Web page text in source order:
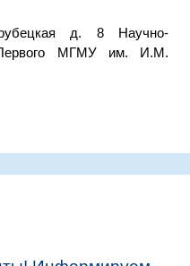
д. 8 Научно-
Первого МГМУ им. И.М.